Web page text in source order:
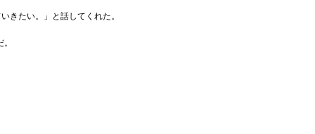
きたい。」と話してくれた。